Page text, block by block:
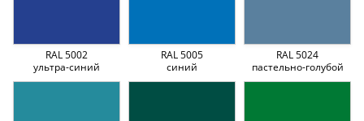
RAL 5002
ультра-синий
RAL 5005
синий
RAL 5024
пастельно-голубой